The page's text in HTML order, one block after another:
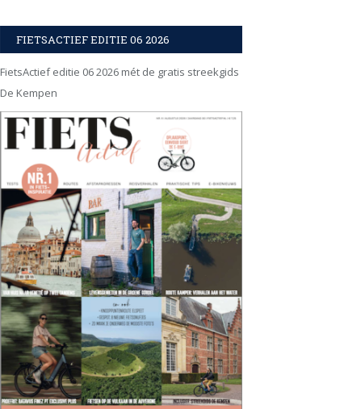
FIETSACTIEF EDITIE 06 2026
FietsActief editie 06 2026 mét de gratis streekgids
De Kempen